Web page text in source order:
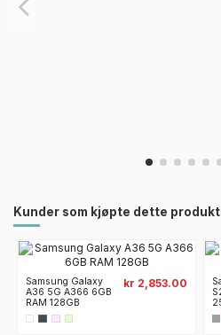
Kunder som kjøpte dette
Samsung Galaxy
A36 5G A366 6GB
RAM 128GB
kr 2,853.00